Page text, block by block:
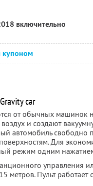
включительно
купоном
car
от обычных машинок
и создают
автомобиль свободно
Для
режим одним
управления
метров. Пульт работает